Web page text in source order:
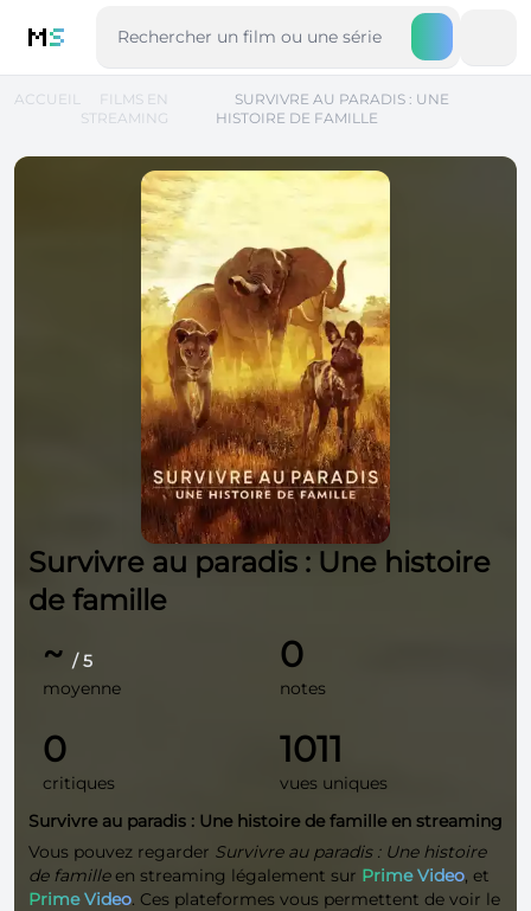
MS
ACCUEIL
FILMS EN
STREAMING
SURVIVRE AU PARADIS : UNE
HISTOIRE DE FAMILLE
Survivre au paradis : Une histoire
de famille
~ / 5
moyenne
0
notes
0
critiques
1011
vues uniques
Survivre au paradis : Une histoire de famille en streaming
Vous pouvez regarder Survivre au paradis : Une histoire
de familleen streaming légalement sur Prime Video, et
Prime Video. Ces plateformes vous permettent de voir le